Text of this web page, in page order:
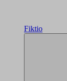
Fiktio